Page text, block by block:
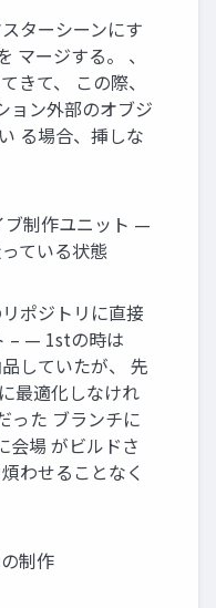
ターシーンにす
マージする。 、
きて、 この際、
ョン外部のオブジ
る場合、挿しな
制作ユニット —
ている状態
ポジトリに直接
– — 1stの時は
していたが、 先
最適化しなけれ
った ブランチに
会場 がビルドさ
わせることなく
制作